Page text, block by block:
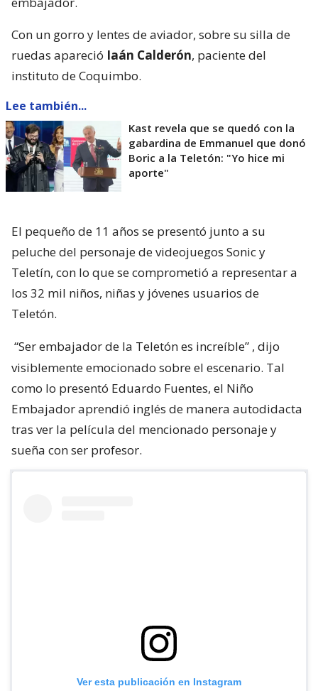
Con un gorro y lentes de aviador, sobre su silla de
ruedas apareció Iaán Calderón, paciente del
instituto de Coquimbo.
Lee también...
Kast revela que se quedó con la
gabardina de Emmanuel que donó
Boric a la Teletón: "Yo hice mi
aporte"
El pequeño de 11 años se presentó junto a su
peluche del personaje de videojuegos Sonic y
Teletín, con lo que se comprometió a representar a
los 32 mil niños, niñas y jóvenes usuarios de
Teletón.
“Ser embajador de la Teletón es increíble” , dijo
visiblemente emocionado sobre el escenario. Tal
como lo presentó Eduardo Fuentes, el Niño
Embajador aprendió inglés de manera autodidacta
tras ver la película del mencionado personaje y
sueña con ser profesor.
Ver esta publicación en Instagram